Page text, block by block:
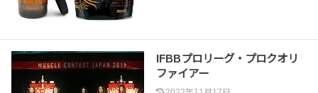
IFBBプロリーグ・プロクオリ
ファイアー